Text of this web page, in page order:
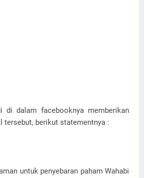
di dalam facebooknya memberikan
tersebut, berikut statementnya :
untuk penyebaran paham Wahabi